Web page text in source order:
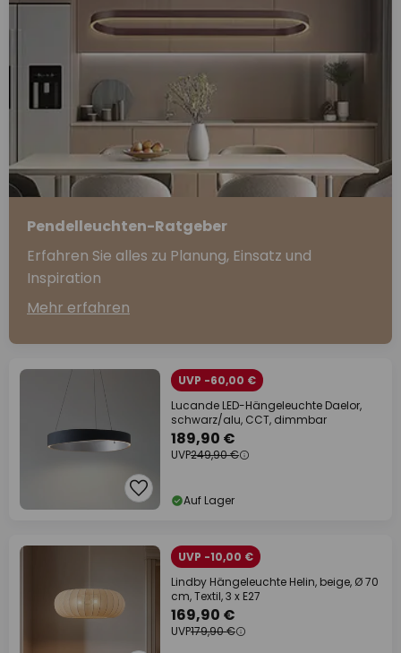
Pendelleuchten-Ratgeber
Erfahren Sie alles zu Planung, Einsatz und
Inspiration
Mehr erfahren
UVP -60,00 €
Lucande LED-Hängeleuchte Daelor,
schwarz/alu, CCT, dimmbar
189,90 €
UVP249,90 €
Auf Lager
UVP -10,00 €
Lindby Hängeleuchte Helin, beige, Ø 70
cm, Textil, 3 x E27
169,90 €
UVP179,90 €